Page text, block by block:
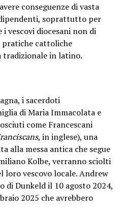
conseguenze di vasta
soprattutto per
vescovi diocesani non di
cattoliche
tradizionale in latino.
i sacerdoti
di Maria Immacolata e
come Francescani
, in inglese), una
alla messa antica che segue
Kolbe, verranno sciolti
loro vescovo locale. Andrew
di Dunkeld il 10 agosto 2024,
2025 che avrebbero